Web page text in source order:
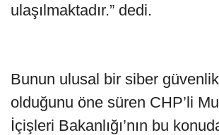
ulaşılmaktadır.” dedi.
Bunun ulusal bir siber
olduğunu öne süren CHP’li
İçişleri Bakanlığı’nın bu